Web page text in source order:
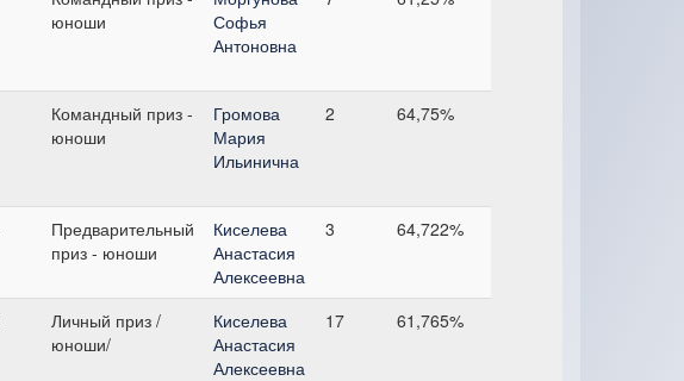
юноши
Софья
Антоновна
Командный приз -
юноши
Громова
Мария
Ильинична
2 64,75%
Предварительный
приз - юноши
Киселева
Анастасия
Алексеевна
3 64,722%
Личный приз /
юноши/
Киселева
Анастасия
Алексеевна
17 61,765%